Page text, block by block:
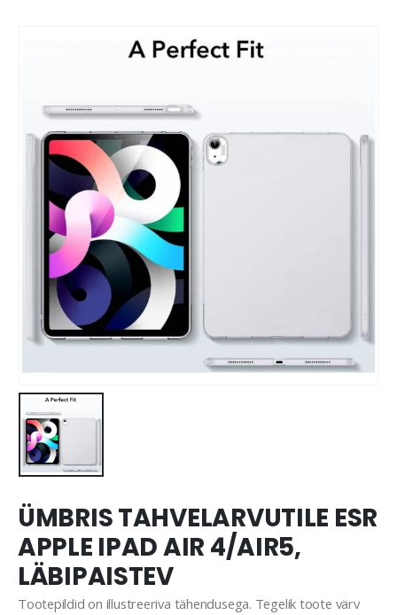
ÜMBRIS TAHVELARVUTILE ESR
APPLE IPAD AIR 4/AIR5,
LÄBIPAISTEV
Tootepildid on illustreeriva tähendusega. Tegelik toote värv